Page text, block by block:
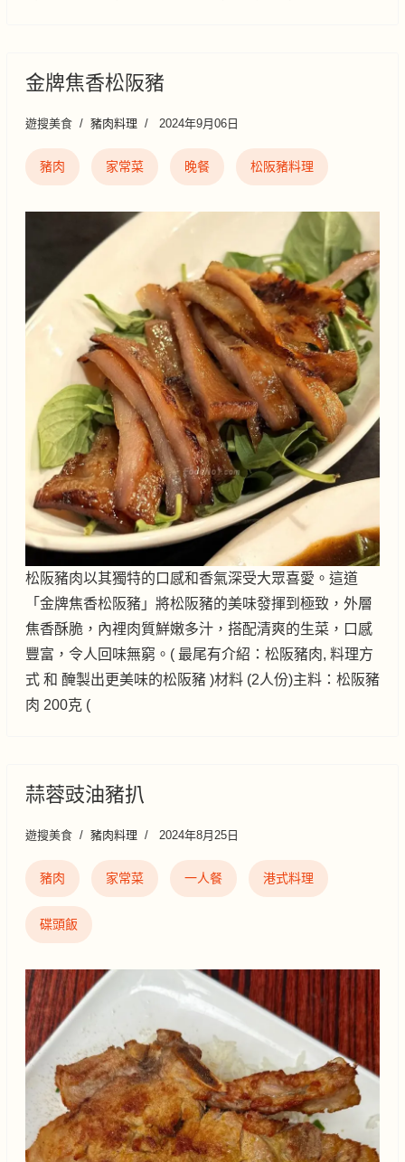
金牌焦香松阪豬
遊搜美食 豬肉料理 2024年9月06日
豬肉 家常菜 晚餐 松阪豬料理
松阪豬肉以其獨特的口感和香氣深受大眾喜愛。這道
「金牌焦香松阪豬」將松阪豬的美味發揮到極致，外層
焦香酥脆，內裡肉質鮮嫩多汁，搭配清爽的生菜，口感
豐富，令人回味無窮。( 最尾有介紹：松阪豬肉, 料理方
式 和 醃製出更美味的松阪豬 )材料 (2人份)主料：松阪豬
肉 200克 (
蒜蓉豉油豬扒
遊搜美食 豬肉料理 2024年8月25日
豬肉 家常菜 一人餐 港式料理
碟頭飯